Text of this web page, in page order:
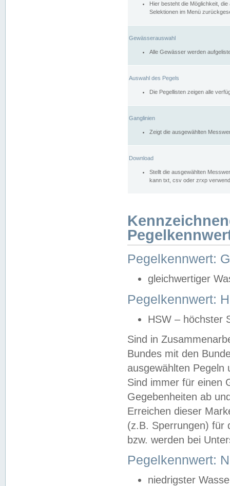
Hier besteht die Möglichkeit,
Selektionen im Menü
Gewässerauswahl
Alle Gewässer werden
Auswahl des Pegels
Die Pegellisten zeigen alle
Ganglinien
Zeigt die ausgewählten
Download
Stellt die ausgewählten
kann txt, csv oder zrxp
Pegelkennwert:
gleichwertiger
Pegelkennwert:
HSW – höchster
Sind in
Bundes mit den
ausgewählten
Sind immer für einen
Gegebenheiten ab
Erreichen dieser
(z.B. Sperrungen) für
bzw. werden bei
Pegelkennwert:
niedrigster